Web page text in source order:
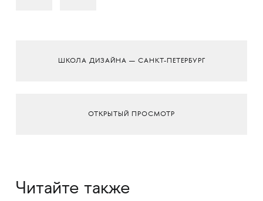
ШКОЛА ДИЗАЙНА — САНКТ-ПЕТЕРБУРГ
ОТКРЫТЫЙ ПРОСМОТР
Читайте также